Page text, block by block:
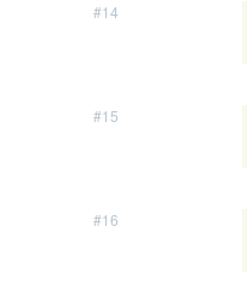
#14
#15
#16